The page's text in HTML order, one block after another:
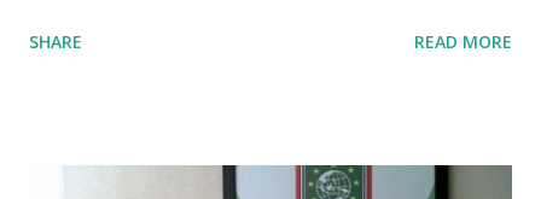
SMAN 8 Jalan Iskandar Muda Surabaya mengatakan, ada
Mujib menambahkan, akhirnya terpaksa ortu nya pinjam
SHARE READ MORE